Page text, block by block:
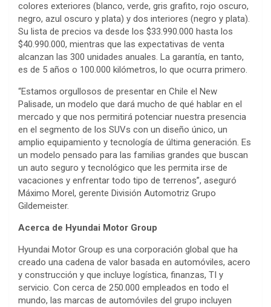
colores exteriores (blanco, verde, gris grafito, rojo oscuro,
negro, azul oscuro y plata) y dos interiores (negro y plata).
Su lista de precios va desde los $33.990.000 hasta los
$40.990.000, mientras que las expectativas de venta
alcanzan las 300 unidades anuales. La garantía, en tanto,
es de 5 años o 100.000 kilómetros, lo que ocurra primero.
“Estamos orgullosos de presentar en Chile el New
Palisade, un modelo que dará mucho de qué hablar en el
mercado y que nos permitirá potenciar nuestra presencia
en el segmento de los SUVs con un diseño único, un
amplio equipamiento y tecnología de última generación. Es
un modelo pensado para las familias grandes que buscan
un auto seguro y tecnológico que les permita irse de
vacaciones y enfrentar todo tipo de terrenos”, aseguró
Máximo Morel, gerente División Automotriz Grupo
Gildemeister.
Acerca de Hyundai Motor Group
Hyundai Motor Group es una corporación global que ha
creado una cadena de valor basada en automóviles, acero
y construcción y que incluye logística, finanzas, TI y
servicio. Con cerca de 250.000 empleados en todo el
mundo, las marcas de automóviles del grupo incluyen